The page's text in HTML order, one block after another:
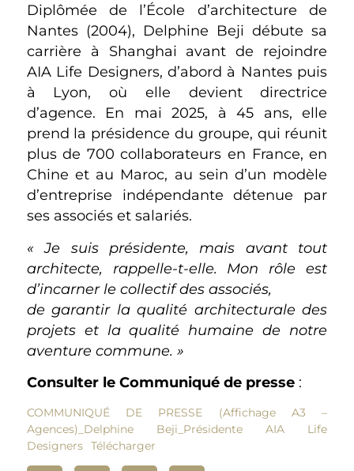
Diplômée de l’École d’architecture de
Nantes (2004), Delphine Beji débute sa
carrière à Shanghai avant de rejoindre
AIA Life Designers, d’abord à Nantes puis
à Lyon, où elle devient directrice
d’agence. En mai 2025, à 45 ans, elle
prend la présidence du groupe, qui réunit
plus de 700 collaborateurs en France, en
Chine et au Maroc, au sein d’un modèle
d’entreprise indépendante détenue par
ses associés et salariés.
« Je suis présidente, mais avant tout
architecte, rappelle-t-elle. Mon rôle est
d’incarner le collectif des associés,
de garantir la qualité architecturale des
projets et la qualité humaine de notre
aventure commune. »
Consulter le Communiqué de presse:
COMMUNIQUÉ DE PRESSE (Affichage A3 –
Agences)_Delphine Beji_Présidente AIA Life
Designers Télécharger